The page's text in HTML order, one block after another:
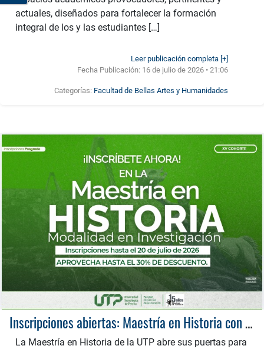
actuales, diseñados para fortalecer la formación
integral de los y las estudiantes […]
Leer publicación completa [+]
Fecha Publicación: 16 de julio de 2026 • 21:06
Categorías: Facultad de Bellas Artes y Humanidades
Inscripciones abiertas: Maestría en Historia con 30% de descuento
La Maestría en Historia de la UTP abre sus puertas para